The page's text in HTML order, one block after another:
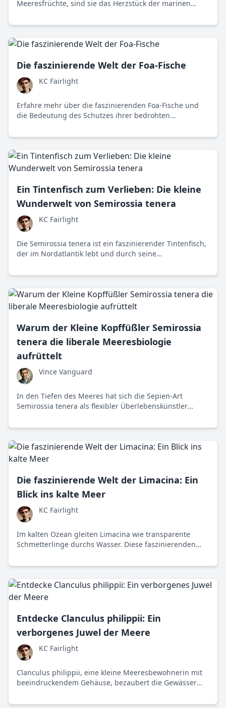
Meeresfrüchte, sind sie das Herzstück der marinen
Krustentiere unverzichtbar sind.
Die faszinierende Welt der Foa-Fische
KC Fairlight
Erfahre mehr über die faszinierenden Foa-Fische und
die Bedeutung des Schutzes ihrer bedrohten
Ein Tintenfisch zum Verlieben: Die kleine
Wunderwelt von Semirossia tenera
KC Fairlight
Die Semirossia tenera ist ein faszinierender Tintenfisch,
der im Nordatlantik lebt und durch seine
inspiriert uns dazu, unsere Verantwortung gegenüber
Warum der Kleine Kopffüßler Semirossia
tenera die liberale Meeresbiologie
aufrüttelt
Vince Vanguard
In den Tiefen des Meeres hat sich die Sepien-Art
Semirossia tenera als flexibler Überlebenskünstler
Lektion in Sachen Resilienz erteilt.
Die faszinierende Welt der Limacina: Ein
Blick ins kalte Meer
KC Fairlight
Im kalten Ozean gleiten Limacina wie transparente
Schmetterlinge durchs Wasser. Diese faszinierenden
Rolle. Es lohnt sich, ihre Geschichte zu erkunden.
Entdecke Clanculus philippii: Ein
verborgenes Juwel der Meere
KC Fairlight
Clanculus philippii, eine kleine Meeresbewohnerin mit
beeindruckendem Gehäuse, bezaubert die Gewässer
Erhaltung der Biodiversität ist.